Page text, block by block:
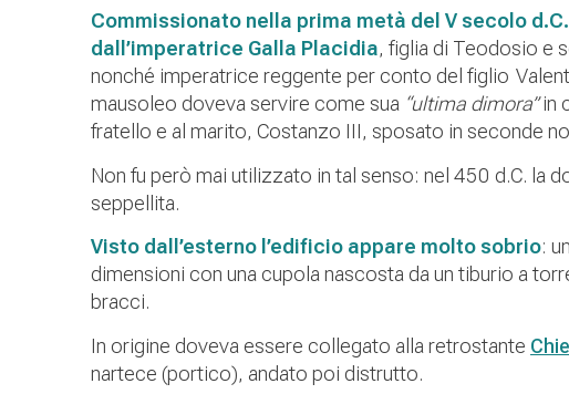
Commissionato nella prima metà del V secolo d.C.
dall’imperatrice Galla Placidia, figlia di Teodosio e
nonché imperatrice reggente per conto del figlio
mausoleo doveva servire come sua “ultima dimora”in
fratello e al marito, Costanzo III, sposato in seconde
Non fu però mai utilizzato in tal senso: nel 450 d.C. la
seppellita.
Visto dall’esterno l’edificio appare molto sobrio:
dimensioni con una cupola nascosta da un tiburio a
bracci.
In origine doveva essere collegato alla retrostante
nartece (portico), andato poi distrutto.